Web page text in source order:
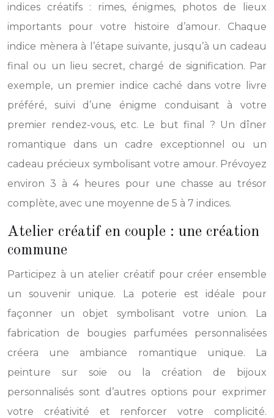
indices créatifs : rimes, énigmes, photos de lieux
importants pour votre histoire d’amour. Chaque
indice mènera à l’étape suivante, jusqu’à un cadeau
final ou un lieu secret, chargé de signification. Par
exemple, un premier indice caché dans votre livre
préféré, suivi d’une énigme conduisant à votre
premier rendez-vous, etc. Le but final ? Un dîner
romantique dans un cadre exceptionnel ou un
cadeau précieux symbolisant votre amour. Prévoyez
environ 3 à 4 heures pour une chasse au trésor
complète, avec une moyenne de 5 à 7 indices.
Atelier créatif en couple : une création
commune
Participez à un atelier créatif pour créer ensemble
un souvenir unique. La poterie est idéale pour
façonner un objet symbolisant votre union. La
fabrication de bougies parfumées personnalisées
créera une ambiance romantique unique. La
peinture sur soie ou la création de bijoux
personnalisés sont d’autres options pour exprimer
votre créativité et renforcer votre complicité.